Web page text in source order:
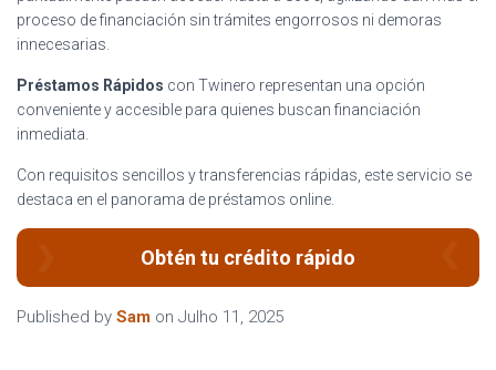
proceso de financiación sin trámites engorrosos ni demoras
innecesarias.
Préstamos Rápidos con Twinero representan una opción
conveniente y accesible para quienes buscan financiación
inmediata.
Con requisitos sencillos y transferencias rápidas, este servicio se
destaca en el panorama de préstamos online.
Obtén tu crédito rápido
Published by Sam on Julho 11, 2025